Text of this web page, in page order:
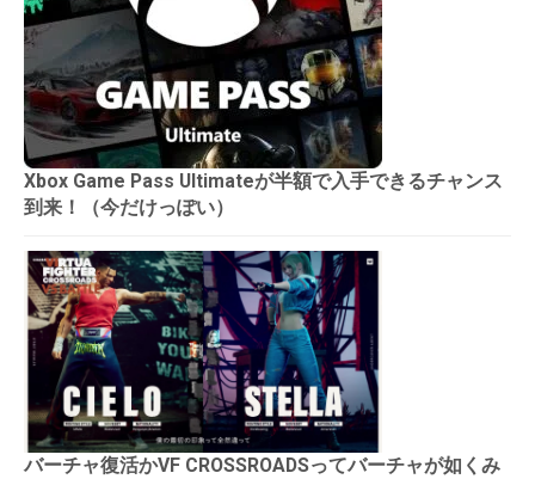
Xbox Game Pass Ultimateが半額で入手できるチャンス
到来！（今だけっぽい）
バーチャ復活かVF CROSSROADSってバーチャが如くみ